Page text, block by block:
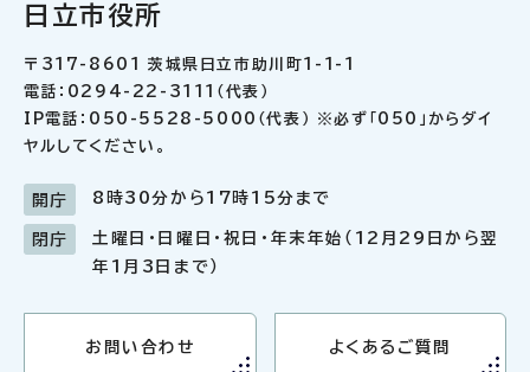
日立市役所
〒317-8601 茨城県日立市助川町1-1-1
電話：0294-22-3111（代表）
IP電話：050-5528-5000（代表） ※必ず「050」からダイ
ヤルしてください。
開庁 8時30分から17時15分まで
閉庁
土曜日・日曜日・祝日・年末年始（12月29日から翌
年1月3日まで）
お問い合わせ よくあるご質問